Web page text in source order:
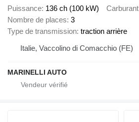
Puissance 136 ch (100 kW) Carburant
Nombre de places 3
Type de transmission traction arrière
Italie, Vaccolino di Comacchio (FE)
MARINELLI AUTO